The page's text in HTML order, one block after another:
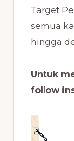
Target
semua
hingga
Untuk
follow